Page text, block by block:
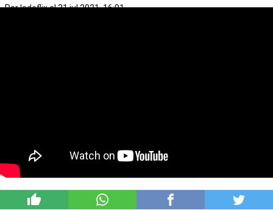
Porladeflixel 31 jul 2021, 16:01